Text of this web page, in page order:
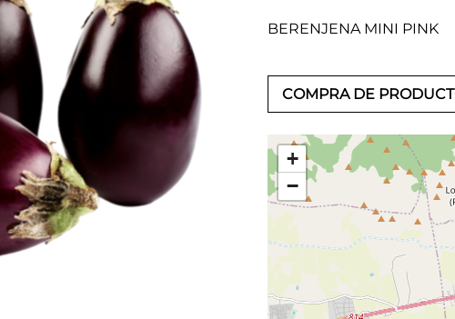
BERENJENA MINI PINK
COMPRA DE
+
−